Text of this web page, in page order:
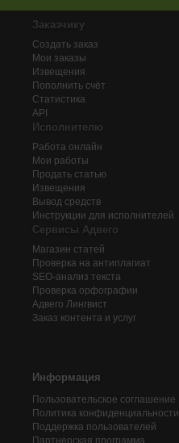
Заказчику
Создать заказ
Мои заказы
Извещения
Пополнить счёт
Статистика
API
Исполнителю
Работа онлайн
Мои работы
Продать статью
Извещения
Вывод средств
Инструкции для исполнителей
Сервисы Адвего
Магазин статей
Проверка на антиплагиат
SEO-анализ текста
Проверка орфографии
Адвего Лингвист
Заказ контента и услуг
Информация
Пользовательское соглашение
Политика конфиденциальности
Поддержка пользователей
Партнерская программа